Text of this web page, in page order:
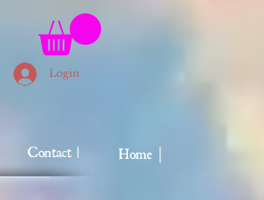
Login
Contact | Home｜